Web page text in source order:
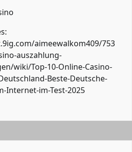
aimeewalkom409/753
auszahlung-
wiki/Top-10-Online-Casino-
Beste-Deutsche-
Internet-im-Test-2025